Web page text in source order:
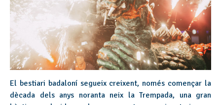
El bestiari badaloní segueix creixent, només començar la
dècada dels anys noranta neix la Trempada, una gran